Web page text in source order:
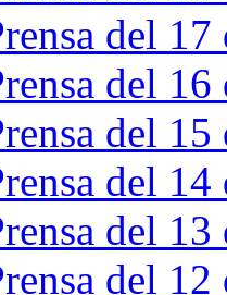
del
del
del
del
del
del